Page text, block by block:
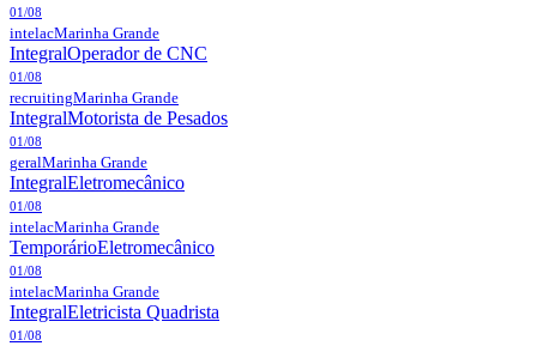
01/08
intelacMarinha Grande
IntegralOperador de CNC
01/08
recruitingMarinha Grande
IntegralMotorista de Pesados
01/08
geralMarinha Grande
IntegralEletromecânico
01/08
intelacMarinha Grande
TemporárioEletromecânico
01/08
intelacMarinha Grande
IntegralEletricista Quadrista
01/08